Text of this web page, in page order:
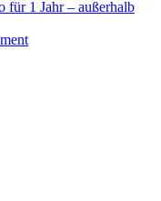
1 Jahr – außerhalb